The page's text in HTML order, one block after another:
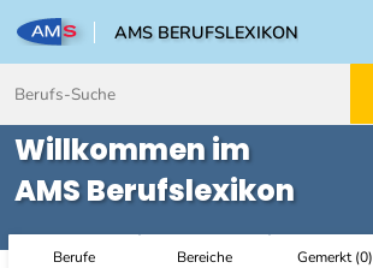
AMS BERUFSLEXIKON
Willkommen im
AMS Berufslexikon
Berufe Bereiche Gemerkt(0)